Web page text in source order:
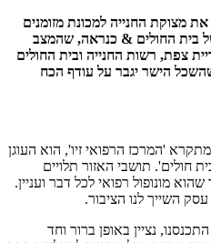
את מצוקת החנייה למכונת מזומנים
בית החולים & כנראה, שהמצב
צפת, רשות החנייה ובית החולים
הישר יגבר על עודף הכח
'המרכז הרפואי זיו', הוא העוגן
חולים'. תושבי האזור תלויים
מונופול רפואי לכל דבר ועניין.
עסק השייך לנו הציבור.
נציין באופן ברור וחד